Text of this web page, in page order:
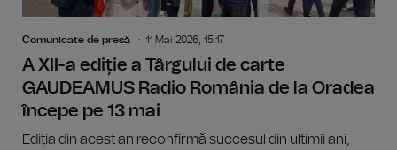
Comunicate de presă 11 Mai 2026, 15:17
A XII-a ediție a Târgului de carte
GAUDEAMUS Radio România de la Oradea
începe pe 13 mai
Ediția din acest an reconfirmă succesul din ultimii ani,